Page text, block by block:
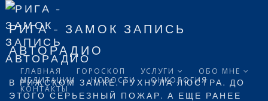
ГЛАВНАЯ ГОРОСКОП УСЛУГИ
ОБО МНЕ
МЕДИТАЦИИ
НОВОСТИ
ОНКОЛОГИЯ
КОНТАКТЫ
РИГА - ЗАМОК ЗАПИСЬ
АВТОРАДИО
В РИЖСКОМ ЗАМКЕ, РУХНУЛА ЛЮСТРА, ДО
ЭТОГО СЕРЬЕЗНЫЙ ПОЖАР, А ЕЩЕ РАНЕЕ